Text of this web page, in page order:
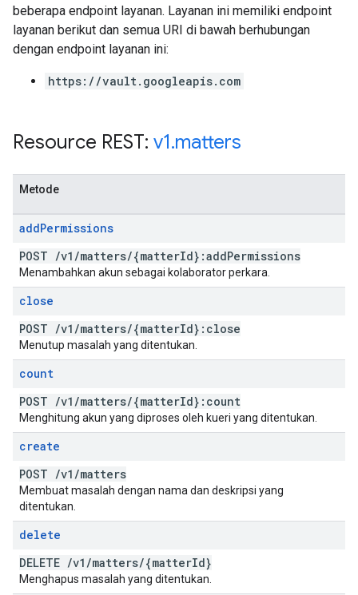
beberapa endpoint layanan. Layanan ini memiliki endpoint
layanan berikut dan semua URI di bawah berhubungan
dengan endpoint layanan ini:
https://vault.googleapis.com
Resource REST: v1.matters
Metode
addPermissions
POST /v1 /matters/{matterId}:addPermissions
Menambahkan akun sebagai kolaborator perkara.
close
POST /v1 /matters/{matterId}:close
Menutup masalah yang ditentukan.
count
POST /v1 /matters/{matterId}:count
Menghitung akun yang diproses oleh kueri yang ditentukan.
create
POST /v1 /matters
Membuat masalah dengan nama dan deskripsi yang
ditentukan.
delete
DELETE /v1 /matters/{matterId}
Menghapus masalah yang ditentukan.